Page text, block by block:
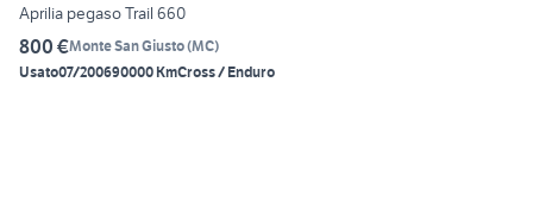
Aprilia pegaso Trail 660
800 €Monte San Giusto(MC)
Usato07/200690000 KmCross / Enduro